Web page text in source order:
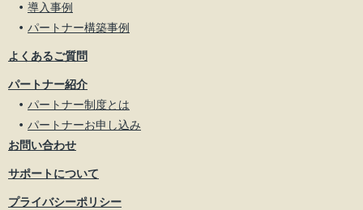
導入事例
パートナー構築事例
よくあるご質問
パートナー紹介
パートナー制度とは
パートナーお申し込み
お問い合わせ
サポートについて
プライバシーポリシー